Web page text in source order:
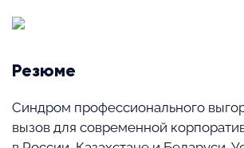
Резюме
Синдром профессионального
вызов для современной